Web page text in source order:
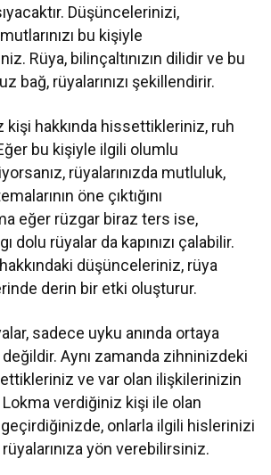
Düşüncelerinizi,
bu kişiyle
Rüya, bilinçaltınızın dilidir ve bu
bağ, rüyalarınızı şekillendirir.
kişi hakkında hissettikleriniz, ruh
bu kişiyle ilgili olumlu
rüyalarınızda mutluluk,
öne çıktığını
eğer rüzgar biraz ters ise,
dolu rüyalar da kapınızı çalabilir.
düşünceleriniz, rüya
derin bir etki oluşturur.
sadece uyku anında ortaya
Aynı zamanda zihninizdeki
ve var olan ilişkilerinizin
Lokma verdiğiniz kişi ile olan
onlarla ilgili hislerinizi
yön verebilirsiniz.